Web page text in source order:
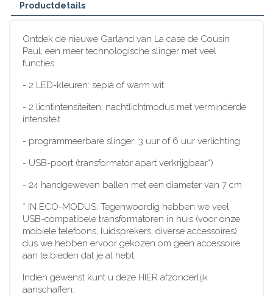
Productdetails
Ontdek de nieuwe Garland van La case de Cousin
Paul, een meer technologische slinger met veel
functies.
- 2 LED-kleuren: sepia of warm wit
- 2 lichtintensiteiten: nachtlichtmodus met verminderde
intensiteit
- programmeerbare slinger: 3 uur of 6 uur verlichting
- USB-poort (transformator apart verkrijgbaar*)
- 24 handgeweven ballen met een diameter van 7 cm
* IN ECO-MODUS: Tegenwoordig hebben we veel
USB-compatibele transformatoren in huis (voor onze
mobiele telefoons, luidsprekers, diverse accessoires),
dus we hebben ervoor gekozen om geen accessoire
aan te bieden dat je al hebt.
Indien gewenst kunt u deze HIER afzonderlijk
aanschaffen.